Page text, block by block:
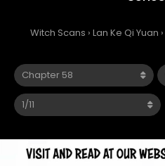
Witch Scans › Lan Ke Qi Yuan ›